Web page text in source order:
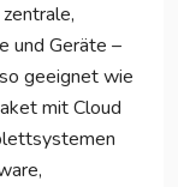
und Geräte –
geeignet wie
mit Cloud